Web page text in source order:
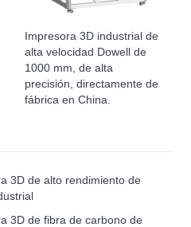
Impresora 3D industrial de
alta velocidad Dowell de
1000 mm, de alta
precisión, directamente de
fábrica en China.
3D de alto rendimiento de
3D de fibra de carbono de